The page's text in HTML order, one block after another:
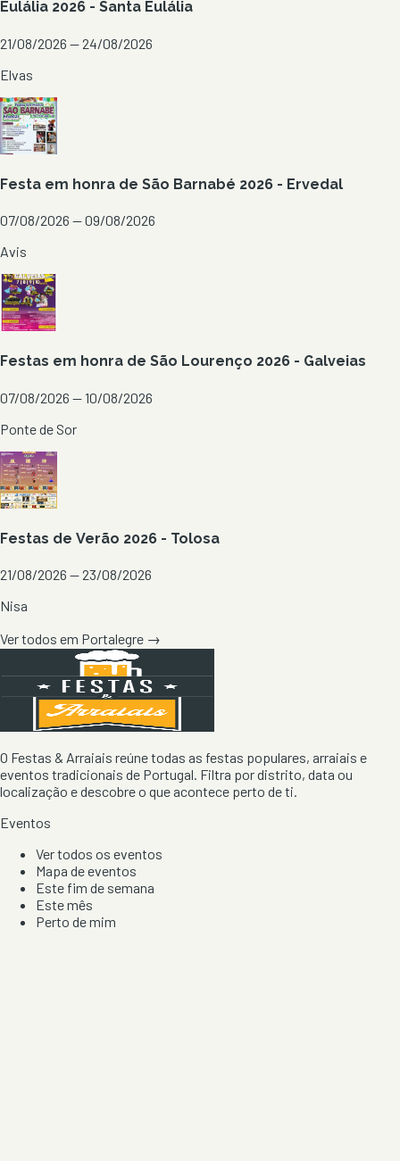
Eulália 2026 - Santa Eulália
21/08/2026 — 24/08/2026
Elvas
Festa em honra de São Barnabé 2026 - Ervedal
07/08/2026 — 09/08/2026
Avis
Festas em honra de São Lourenço 2026 - Galveias
07/08/2026 — 10/08/2026
Ponte de Sor
Festas de Verão 2026 - Tolosa
21/08/2026 — 23/08/2026
Nisa
Ver todos em Portalegre →
O Festas & Arraiais reúne todas as festas populares, arraiais e
eventos tradicionais de Portugal. Filtra por distrito, data ou
localização e descobre o que acontece perto de ti.
Eventos
Ver todos os eventos
Mapa de eventos
Este fim de semana
Este mês
Perto de mim